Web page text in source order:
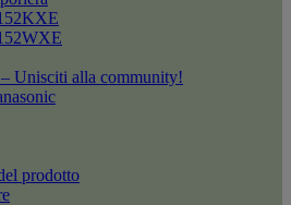
Unisciti alla community!
prodotto